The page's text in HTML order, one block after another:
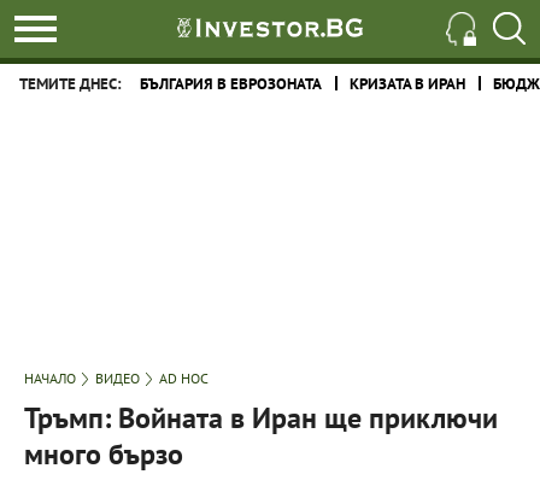
ТЕМИТЕ ДНЕС: БЪЛГАРИЯ В ЕВРОЗОНАТА КРИЗАТА В ИРАН
НАЧАЛО ВИДЕО AD HOC
Тръмп: Войната в Иран ще приключи
много бързо